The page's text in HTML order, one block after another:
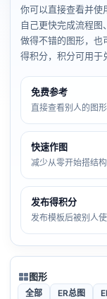
你可以直接查看并使
自己更快完成流程
做得不错的图形，也
得积分，积分可用于
免费参考
直接查看别人的图
快速作图
减少从零开始搭结
发布得积分
发布模板后被别人
图形
全部 ER总图